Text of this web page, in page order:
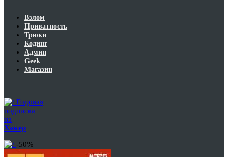
Взлом
Приватность
Трюки
Кодинг
Админ
Geek
Магазин
Годовая
подписка
на
Хакер
-50%